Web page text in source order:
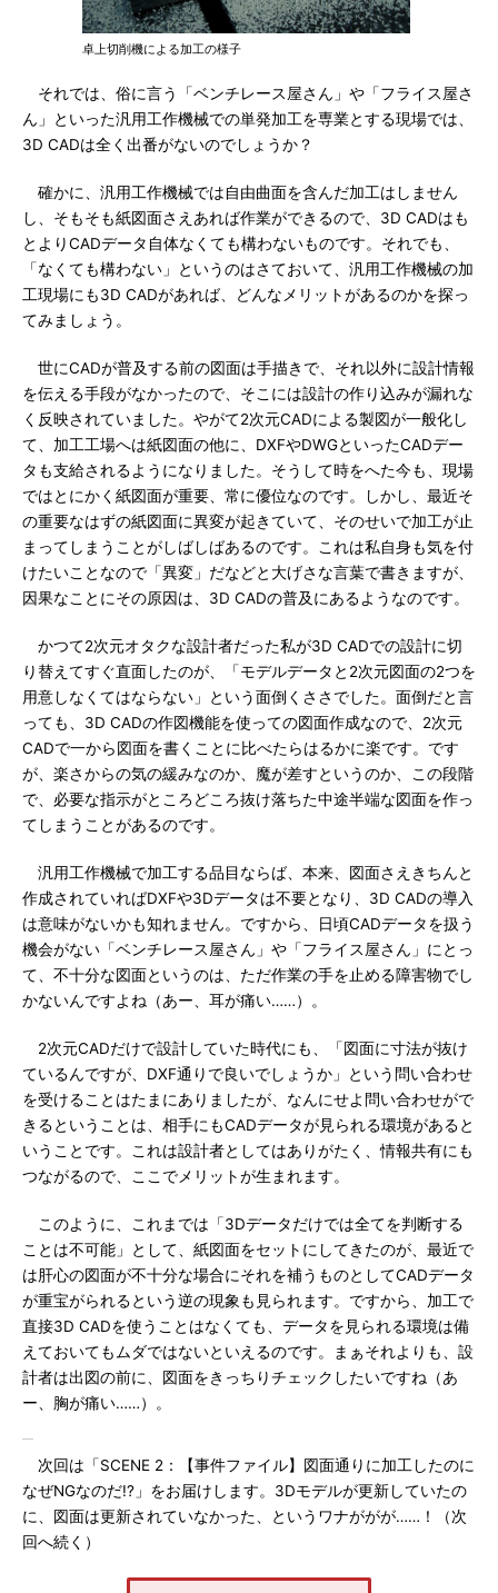
卓上切削機による加工の様子
それでは、俗に言う「ベンチレース屋さん」や「フライス屋さ
ん」といった汎用工作機械での単発加工を専業とする現場では、
3D CADは全く出番がないのでしょうか？
確かに、汎用工作機械では自由曲面を含んだ加工はしません
し、そもそも紙図面さえあれば作業ができるので、3D CADはも
とよりCADデータ自体なくても構わないものです。それでも、
「なくても構わない」というのはさておいて、汎用工作機械の加
工現場にも3D CADがあれば、どんなメリットがあるのかを探っ
てみましょう。
世にCADが普及する前の図面は手描きで、それ以外に設計情報
を伝える手段がなかったので、そこには設計の作り込みが漏れな
く反映されていました。やがて2次元CADによる製図が一般化し
て、加工工場へは紙図面の他に、DXFやDWGといったCADデー
タも支給されるようになりました。そうして時をへた今も、現場
ではとにかく紙図面が重要、常に優位なのです。しかし、最近そ
の重要なはずの紙図面に異変が起きていて、そのせいで加工が止
まってしまうことがしばしばあるのです。これは私自身も気を付
けたいことなので「異変」だなどと大げさな言葉で書きますが、
因果なことにその原因は、3D CADの普及にあるようなのです。
かつて2次元オタクな設計者だった私が3D CADでの設計に切
り替えてすぐ直面したのが、「モデルデータと2次元図面の2つを
用意しなくてはならない」という面倒くささでした。面倒だと言
っても、3D CADの作図機能を使っての図面作成なので、2次元
CADで一から図面を書くことに比べたらはるかに楽です。です
が、楽さからの気の緩みなのか、魔が差すというのか、この段階
で、必要な指示がところどころ抜け落ちた中途半端な図面を作っ
てしまうことがあるのです。
汎用工作機械で加工する品目ならば、本来、図面さえきちんと
作成されていればDXFや3Dデータは不要となり、3D CADの導入
は意味がないかも知れません。ですから、日頃CADデータを扱う
機会がない「ベンチレース屋さん」や「フライス屋さん」にとっ
て、不十分な図面というのは、ただ作業の手を止める障害物でし
かないんですよね（あー、耳が痛い……）。
2次元CADだけで設計していた時代にも、「図面に寸法が抜け
ているんですが、DXF通りで良いでしょうか」という問い合わせ
を受けることはたまにありましたが、なんにせよ問い合わせがで
きるということは、相手にもCADデータが見られる環境があると
いうことです。これは設計者としてはありがたく、情報共有にも
つながるので、ここでメリットが生まれます。
このように、これまでは「3Dデータだけでは全てを判断する
ことは不可能」として、紙図面をセットにしてきたのが、最近で
は肝心の図面が不十分な場合にそれを補うものとしてCADデータ
が重宝がられるという逆の現象も見られます。ですから、加工で
直接3D CADを使うことはなくても、データを見られる環境は備
えておいてもムダではないといえるのです。まぁそれよりも、設
計者は出図の前に、図面をきっちりチェックしたいですね（あ
ー、胸が痛い……）。
次回は「SCENE 2：【事件ファイル】図面通りに加工したのに
なぜNGなのだ!?」をお届けします。3Dモデルが更新していたの
に、図面は更新されていなかった、というワナががが……！（次
回へ続く）